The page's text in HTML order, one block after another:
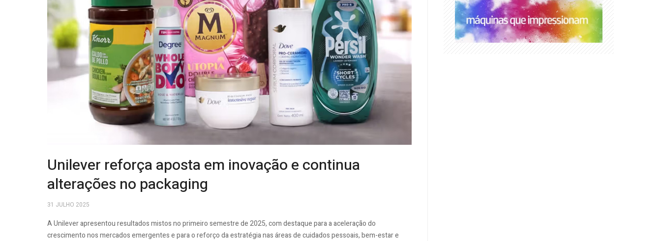
Unilever reforça aposta em inovação e continua
alterações no packaging
31 JULHO 2025
A Unilever apresentou resultados mistos no primeiro semestre de 2025, com destaque para a aceleração do
crescimento nos mercados emergentes e para o reforço da estratégia nas áreas de cuidados pessoais, bem-estar e